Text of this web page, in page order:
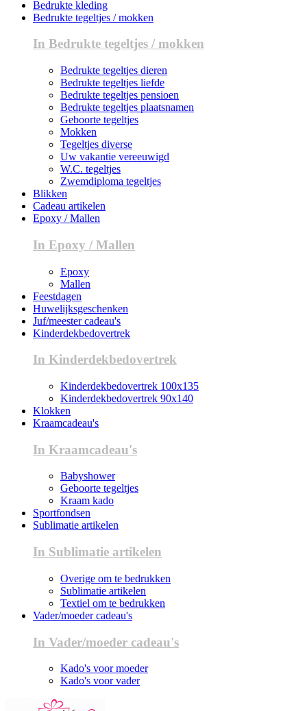
Bedrukte kleding
Bedrukte tegeltjes / mokken
In Bedrukte tegeltjes / mokken
Bedrukte tegeltjes dieren
Bedrukte tegeltjes liefde
Bedrukte tegeltjes pensioen
Bedrukte tegeltjes plaatsnamen
Geboorte tegeltjes
Mokken
Tegeltjes diverse
Uw vakantie vereeuwigd
W.C. tegeltjes
Zwemdiploma tegeltjes
Blikken
Cadeau artikelen
Epoxy / Mallen
In Epoxy / Mallen
Epoxy
Mallen
Feestdagen
Huwelijksgeschenken
Juf/meester cadeau's
Kinderdekbedovertrek
In Kinderdekbedovertrek
Kinderdekbedovertrek 100x135
Kinderdekbedovertrek 90x140
Klokken
Kraamcadeau's
In Kraamcadeau's
Babyshower
Geboorte tegeltjes
Kraam kado
Sportfondsen
Sublimatie artikelen
In Sublimatie artikelen
Overige om te bedrukken
Sublimatie artikelen
Textiel om te bedrukken
Vader/moeder cadeau's
In Vader/moeder cadeau's
Kado's voor moeder
Kado's voor vader